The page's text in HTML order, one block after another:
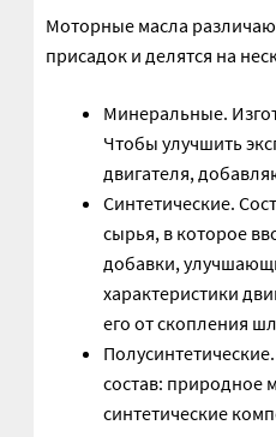
Оформление заказа
Пальцы АГУ
Планки АГУ
Привод гидронасоса
Моторные масла
присадок и делятся на
Минеральные.
Чтобы улучшить
двигателя,
Синтетические.
сырья, в которое
добавки,
характеристики
его от скопления
состав: природное
синтетические